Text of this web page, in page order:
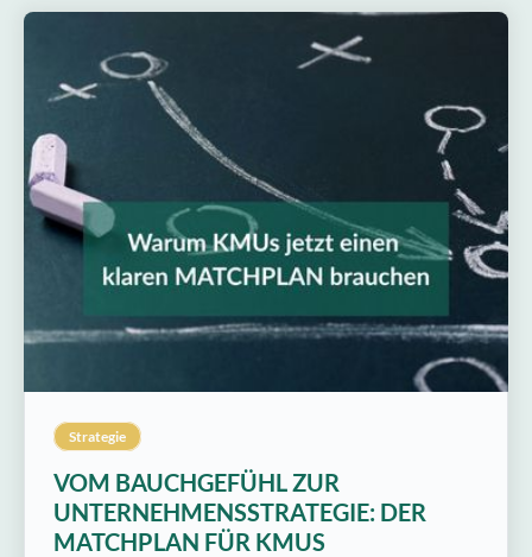
Strategie
VOM BAUCHGEFÜHL ZUR
UNTERNEHMENSSTRATEGIE: DER
MATCHPLAN FÜR KMUS